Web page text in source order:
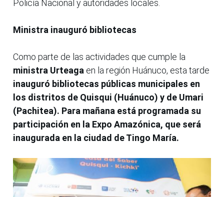
Policía Nacional y autoridades locales.
Ministra inauguró bibliotecas
Como parte de las actividades que cumple la
ministra Urteaga en la región Huánuco, esta tarde
inauguró bibliotecas públicas municipales en
los distritos de Quisqui (Huánuco) y de Umari
(Pachitea). Para mañana está programada su
participación en la Expo Amazónica, que será
inaugurada en la ciudad de Tingo María.